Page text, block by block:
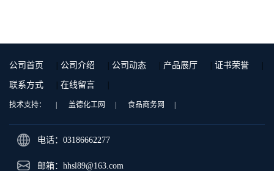
公司首页 | 公司介绍 | 公司动态 | 产品展厅 | 证书荣誉 |
联系方式 | 在线留言 |
技术支持： | 盖德化工网 | 食品商务网 |
电话：03186662277
邮箱：hhsl89@163.com